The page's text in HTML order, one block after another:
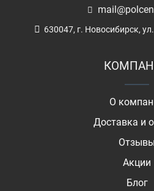
630047, г. Новосибирск,
О
Доставка и
Отзывы
Акции
Блог